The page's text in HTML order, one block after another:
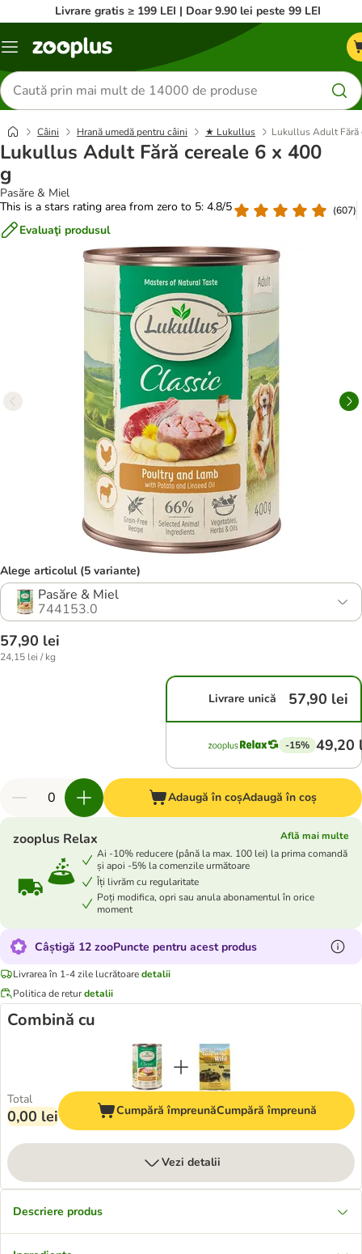
Livrare gratis ≥ 199 LEI | Doar 9.90 lei peste 99 LEI
Categorii
Căutare
produse
Câini Hrană umedă pentru câini ★ Lukullus Lukullus Adult Fără
Lukullus Adult Fără cereale 6 x 400
g
Pasăre & Miel
This is a stars rating area from zero to 5: 4.8/5
(607)
Evaluaţi produsul
Alege articolul (5 variante)
Pasăre & Miel
744153.0
57,90 lei
24,15 lei / kg
Livrare unică 57,90 lei
-15% 49,20
Adaugă în coșAdaugă în coș
zooplus Relax
Află mai multe
Ai -10% reducere (până la max. 100 lei) la prima comandă
și apoi -5% la comenzile următoare
Îți livrăm cu regularitate
Poți modifica, opri sau anula abonamentul în orice
moment
Câștigă 12 zooPuncte pentru acest produs
Livrarea în 1-4 zile lucrătoaredetalii
Politica de returdetalii
Combină cu
Total
0,00 lei Cumpără împreunăCumpără împreună
Vezi detalii
Descriere produs